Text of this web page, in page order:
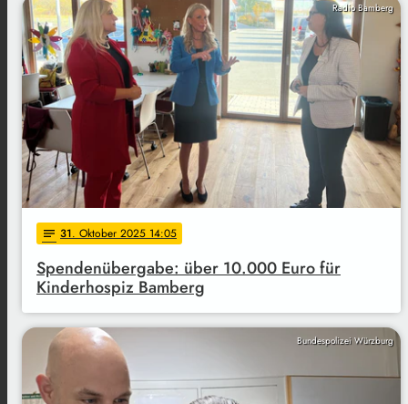
Radio Bamberg
notes 31. Oktober 2025 14:05
Spendenübergabe: über 10.000 Euro für
Kinderhospiz Bamberg
Bundespolizei Würzburg